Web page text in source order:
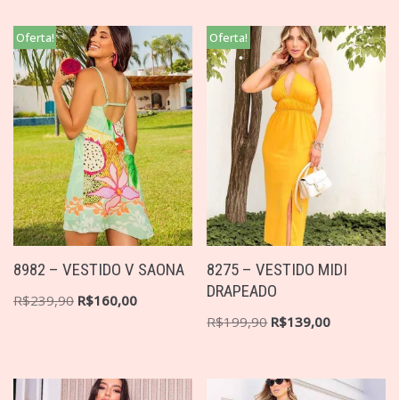
Oferta!
8982 – VESTIDO V SAONA
R$239,90 R$160,00
Oferta!
8275 – VESTIDO MIDI
DRAPEADO
R$199,90 R$139,00